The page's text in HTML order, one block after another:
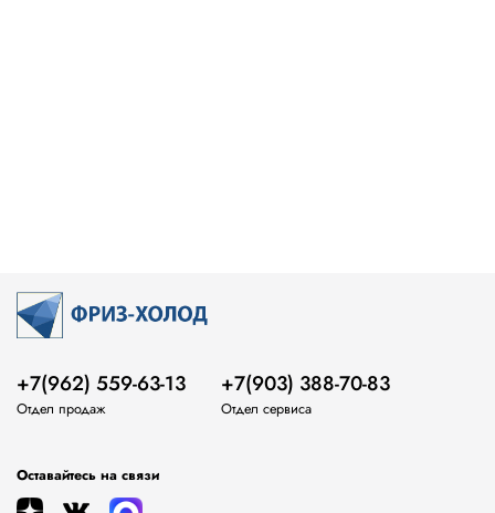
+7(962) 559-63-13
Отдел продаж
+7(903) 388-70-83
Отдел сервиса
Оставайтесь на связи